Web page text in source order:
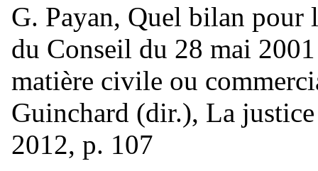
G. Payan, Quel bilan pour
du Conseil du 28 mai
matière civile ou
Guinchard (dir.), La
2012, p. 107